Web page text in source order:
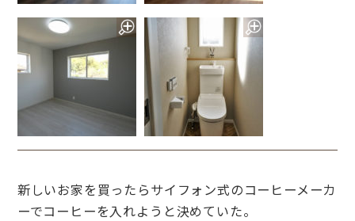
新しいお家を買ったらサイフォン式のコーヒーメーカ
ーでコーヒーを入れようと決めていた。